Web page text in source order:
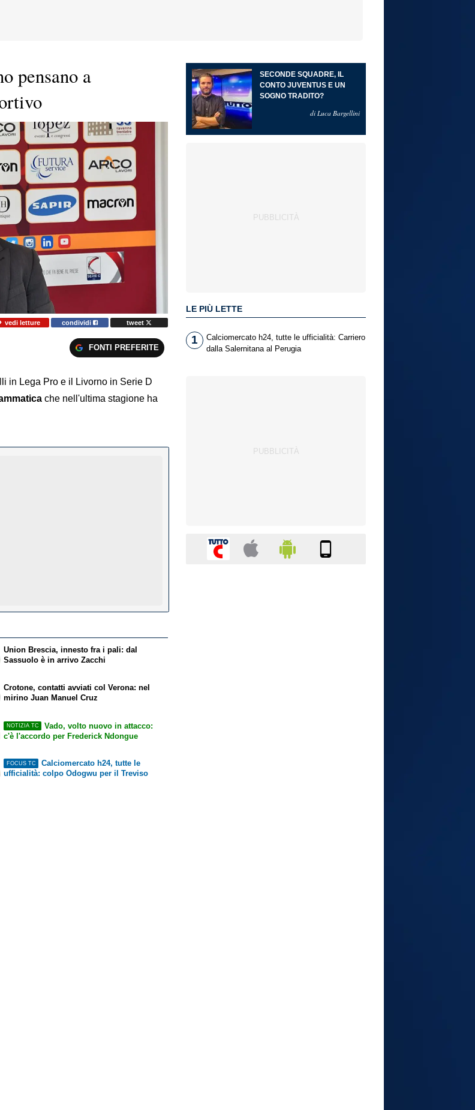
pensano a
vedi letture condividi
tweet
FONTI PREFERITE
in Lega Pro e il Livorno in Serie D
che nell'ultima stagione ha
Union Brescia, innesto fra i pali: dal
Sassuolo è in arrivo Zacchi
Crotone, contatti avviati col Verona: nel
mirino Juan Manuel Cruz
NOTIZIA TC
Vado, volto nuovo in attacco:
c'è l'accordo per Frederick Ndongue
FOCUS TC
Calciomercato h24, tutte le
ufficialità: colpo Odogwu per il Treviso
SECONDE SQUADRE, IL
CONTO JUVENTUS E UN
SOGNO TRADITO?
di Luca Bargellini
LE PIÙ LETTE
1
Calciomercato h24, tutte le ufficialità: Carriero
dalla Salernitana al Perugia